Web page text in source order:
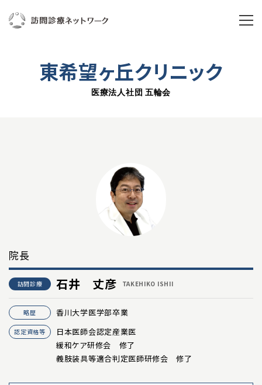
訪問診療ネットワークとは
3分で分かる訪問診療ネットワーク
ネットワーク加盟法人
在籍医師
沿革
東希望ヶ丘クリニック
医療法人社団 五輪会
院長
訪問診療 石井 丈彦 TAKEHIKO ISHII
略歴 香川大学医学部卒業
認定資格等
日本医師会認定産業医
緩和ケア研修会 修了
義肢装具等適合判定医師研修会 修了